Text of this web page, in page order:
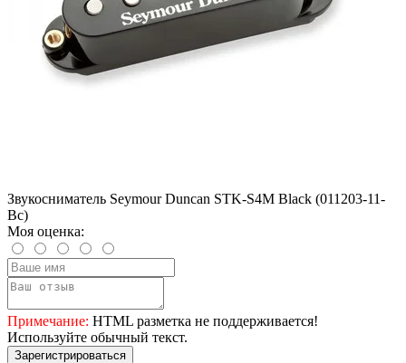
Звукосниматель Seymour Duncan STK-S4M Black (011203-11-
Bc)
Моя оценка:
Примечание: HTML разметка не поддерживается!
Используйте обычный текст.
Зарегистрироваться